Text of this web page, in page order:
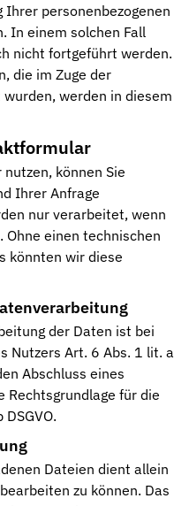
Ihrer personenbezogenen
In einem solchen Fall
nicht fortgeführt werden.
die im Zuge der
werden in diesem
können Sie
Ihrer Anfrage
nur verarbeitet, wenn
Ohne einen technischen
könnten wir diese
der Daten ist bei
Nutzers Art. 6 Abs. 1 lit. a
Abschluss eines
Rechtsgrundlage für die
Dateien dient allein
zu können. Das